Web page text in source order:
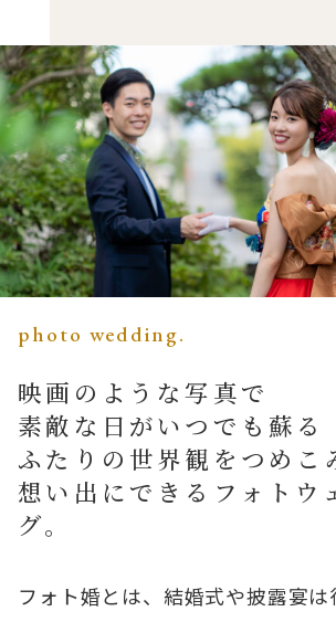
photo wedding.
映画のような写真で
素敵な日がいつでも蘇る
ふたりの世界観をつめこ
想い出にできるフォトウ
グ。
フォト婚とは、結婚式や披露宴は